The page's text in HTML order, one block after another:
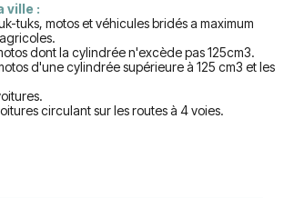
ville :
tuks, motos et véhicules bridés a maximum
dont la cylindrée n'excède pas 125cm3.
d'une cylindrée supérieure à 125 cm3 et les
circulant sur les routes à 4 voies.